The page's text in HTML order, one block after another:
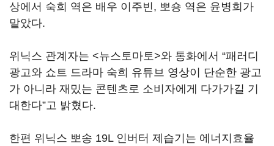
상에서 숙희 역은 배우 이주빈, 뽀숑 역은 윤병희가
맡았다.
위닉스 관계자는 <뉴스토마토>와 통화에서 “패러디
광고와 쇼트 드라마 숙희 유튜브 영상이 단순한 광고
가 아니라 재밌는 콘텐츠로 소비자에게 다가가길 기
대한다”고 밝혔다.
한편 위닉스 뽀송 19L 인버터 제습기는 에너지효율